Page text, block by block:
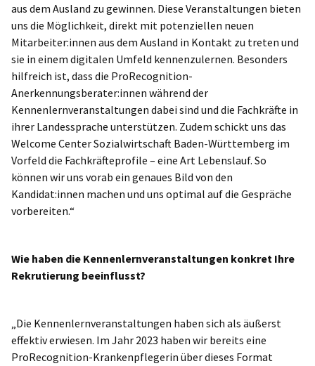
aus dem Ausland zu gewinnen. Diese Veranstaltungen bieten
uns die Möglichkeit, direkt mit potenziellen neuen
Mitarbeiter:innen aus dem Ausland in Kontakt zu treten und
sie in einem digitalen Umfeld kennenzulernen. Besonders
hilfreich ist, dass die ProRecognition-
Anerkennungsberater:innen während der
Kennenlernveranstaltungen dabei sind und die Fachkräfte in
ihrer Landessprache unterstützen. Zudem schickt uns das
Welcome Center Sozialwirtschaft Baden-Württemberg im
Vorfeld die Fachkräfteprofile – eine Art Lebenslauf. So
können wir uns vorab ein genaues Bild von den
Kandidat:innen machen und uns optimal auf die Gespräche
vorbereiten.“
Wie haben die Kennenlernveranstaltungen konkret Ihre
Rekrutierung beeinflusst?
„Die Kennenlernveranstaltungen haben sich als äußerst
effektiv erwiesen. Im Jahr 2023 haben wir bereits eine
ProRecognition-Krankenpflegerin über dieses Format